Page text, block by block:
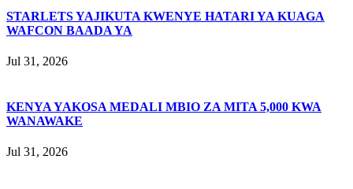
STARLETS YAJIKUTA KWENYE HATARI YA KUAGA
WAFCON BAADA YA
Jul 31, 2026
KENYA YAKOSA MEDALI MBIO ZA MITA 5,000 KWA
WANAWAKE
Jul 31, 2026